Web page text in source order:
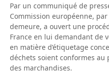
Par un communiqué de
Commission européenne,
demeure, a ouvert une
France en lui demandant de
en matière d’étiquetage
déchets soient conformes
des marchandises.